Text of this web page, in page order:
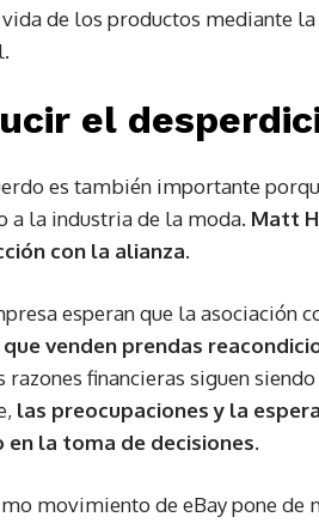
de los productos mediante
el
es también importante
a la industria de la moda. Matt
con la alianza.
esperan que la asociación
venden prendas
razones financieras siguen
las preocupaciones y la
en la toma de decisiones.
movimiento de eBay pone de